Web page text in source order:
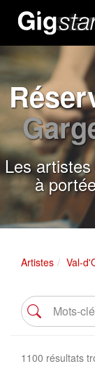
Les
à
Artistes Val-
1100 résultats